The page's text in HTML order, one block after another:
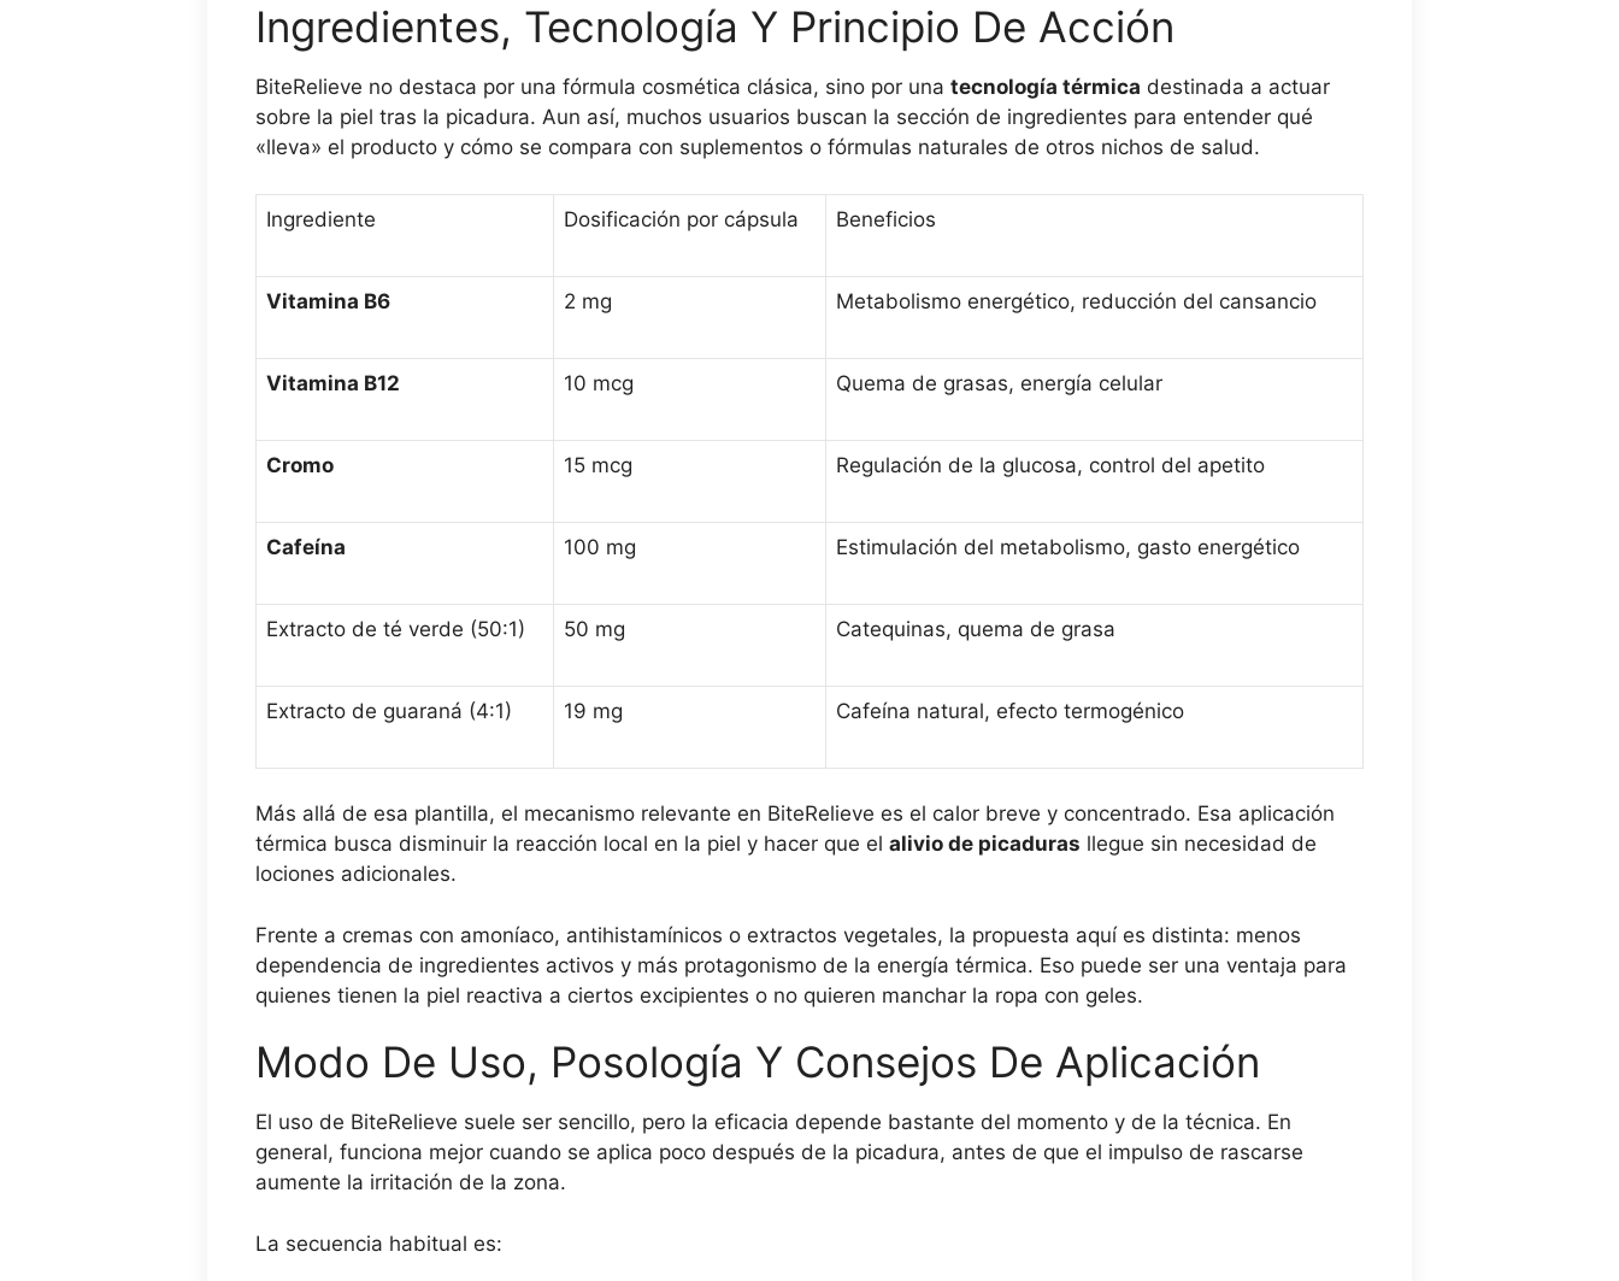
Ingredientes, Tecnología Y Principio De Acción
BiteRelieve no destaca por una fórmula cosmética clásica, sino por una tecnología térmica destinada a actuar
sobre la piel tras la picadura. Aun así, muchos usuarios buscan la sección de ingredientes para entender qué
«lleva» el producto y cómo se compara con suplementos o fórmulas naturales de otros nichos de salud.
Ingrediente Dosificación por cápsula Beneficios
Vitamina B6 2 mg Metabolismo energético, reducción del cansancio
Vitamina B12 10 mcg Quema de grasas, energía celular
Cromo 15 mcg Regulación de la glucosa, control del apetito
Cafeína 100 mg Estimulación del metabolismo, gasto energético
Extracto de té verde (50:1) 50 mg Catequinas, quema de grasa
Extracto de guaraná (4:1) 19 mg Cafeína natural, efecto termogénico
Más allá de esa plantilla, el mecanismo relevante en BiteRelieve es el calor breve y concentrado. Esa aplicación
térmica busca disminuir la reacción local en la piel y hacer que el alivio de picaduras llegue sin necesidad de
lociones adicionales.
Frente a cremas con amoníaco, antihistamínicos o extractos vegetales, la propuesta aquí es distinta: menos
dependencia de ingredientes activos y más protagonismo de la energía térmica. Eso puede ser una ventaja para
quienes tienen la piel reactiva a ciertos excipientes o no quieren manchar la ropa con geles.
Modo De Uso, Posología Y Consejos De Aplicación
El uso de BiteRelieve suele ser sencillo, pero la eficacia depende bastante del momento y de la técnica. En
general, funciona mejor cuando se aplica poco después de la picadura, antes de que el impulso de rascarse
aumente la irritación de la zona.
La secuencia habitual es: